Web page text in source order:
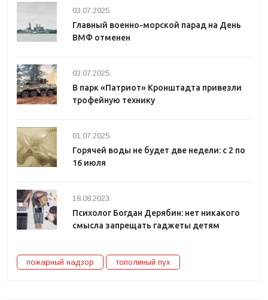
03.07.2025.
Главный военно-морской парад на День
ВМФ отменен
03.07.2025.
В парк «Патриот» Кронштадта привезли
трофейную технику
01.07.2025.
Горячей воды не будет две недели: с 2 по
16 июля
18.08.2023.
Психолог Богдан Дерябин: нет никакого
смысла запрещать гаджеты детям
пожарный надзор тополиный пух